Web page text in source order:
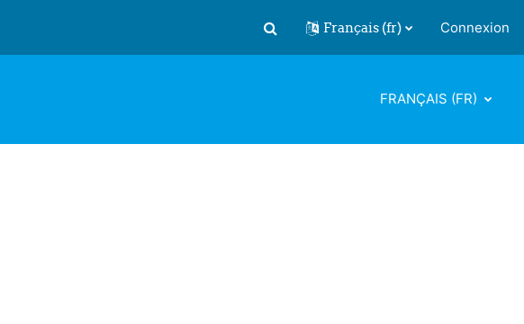
Activer/désactiver la saisie de
Français ‎(fr)‎ Connexion
FRANÇAIS ‎(FR)‎